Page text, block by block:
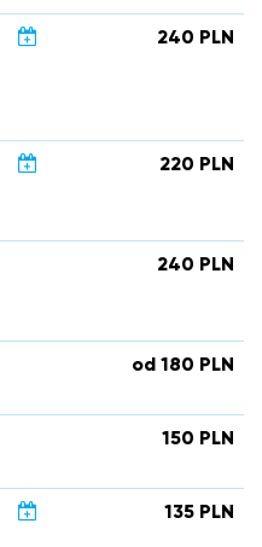
240 PLN
220 PLN
240 PLN
od 180 PLN
150 PLN
135 PLN